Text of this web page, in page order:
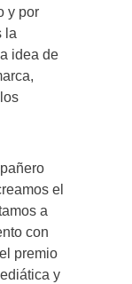
y por
la
idea de
el
a
con
premio
y